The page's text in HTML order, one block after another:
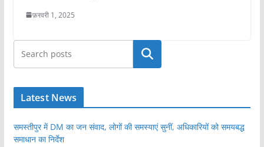
फ़रवरी 1, 2025
खोजें
Latest News
समस्तीपुर में DM का जन संवाद, लोगों की समस्याएं सुनीं, अधिकारियों को समयबद्ध
समाधान का निर्देश